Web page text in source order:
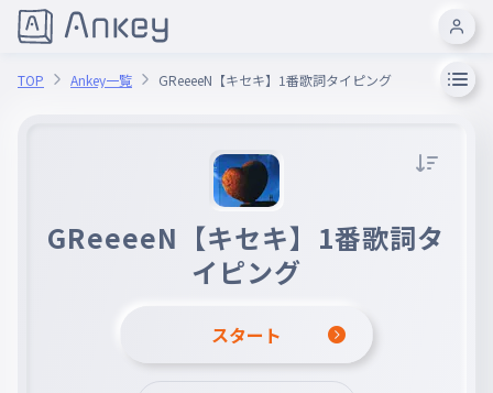
TOP Ankey一覧 GReeeeN【キセキ】1番歌詞タイピング
GReeeeN【キセキ】1番歌詞タ
イピング
スタート